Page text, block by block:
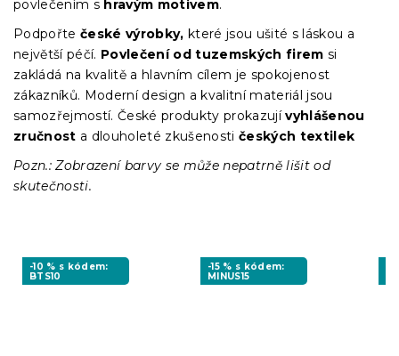
povlečením s hravým motivem.
Podpořte české výrobky, které jsou ušité s láskou a
největší péčí. Povlečení od tuzemských firem si
zakládá na kvalitě a hlavním cílem je spokojenost
zákazníků. Moderní design a kvalitní materiál jsou
samozřejmostí. České produkty prokazujívyhlášenou
zručnost a dlouholeté zkušenostičeských textilek
Pozn.: Zobrazení barvy se může nepatrně lišit od
skutečnosti.
-10 % s kódem:
BTS10
-15 % s kódem:
MINUS15